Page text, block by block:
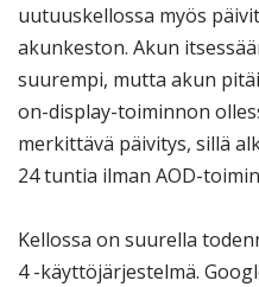
uutuuskellossa myös
akunkeston. Akun
suurempi, mutta akun
on-display-toiminnon
merkittävä päivitys, sillä
24 tuntia ilman AOD-
Kellossa on suurella
4 -käyttöjärjestelmä.